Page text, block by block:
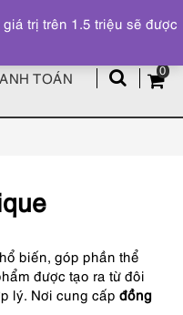
0
TOÁN
biến, góp phần thể
được tạo ra từ đôi
lý. Nơi cung cấp đồng
trị trên 1.5 triệu sẽ được